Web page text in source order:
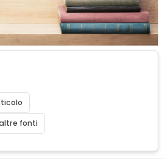
fonti